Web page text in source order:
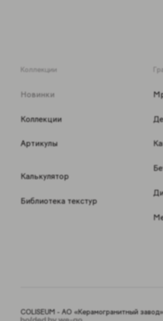
Коллекции
Новинки
Коллекции
Артикулы
Калькулятор
Библиотека текстур
COLISEUM - АО «Керамогранитный